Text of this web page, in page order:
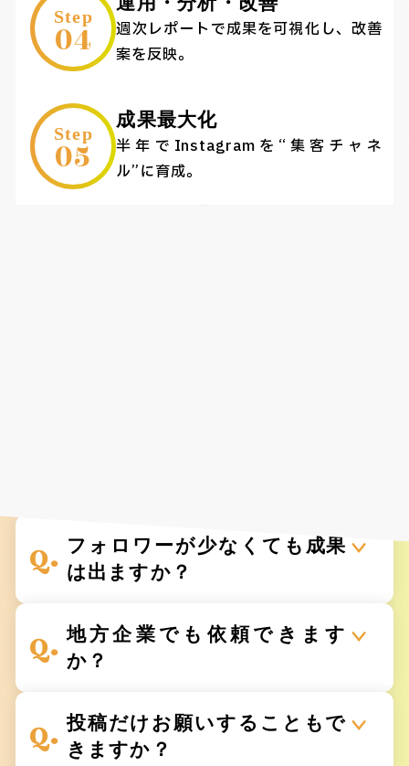
Step
04
週次レポートで成果を可視化し、改善
案を反映。
Step
05
成果最大化
半年でInstagramを“集客チャネ
ル”に育成。
フォロワーが少なくても成果
は出ますか？
地方企業でも依頼できます
か？
投稿だけお願いすることもで
きますか？